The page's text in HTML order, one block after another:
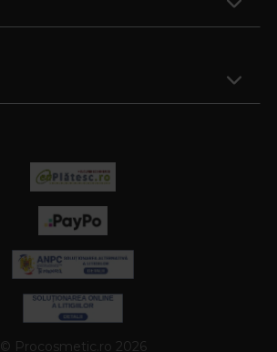
© Procosmetic.ro 2026